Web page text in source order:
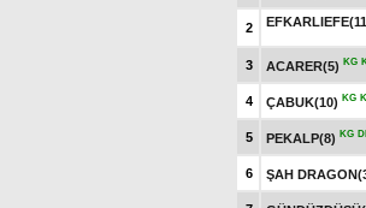
2
3 ACARER(5) KG
4 ÇABUK(10) KG K
5 PEKALP(8) KG
6 ŞAH